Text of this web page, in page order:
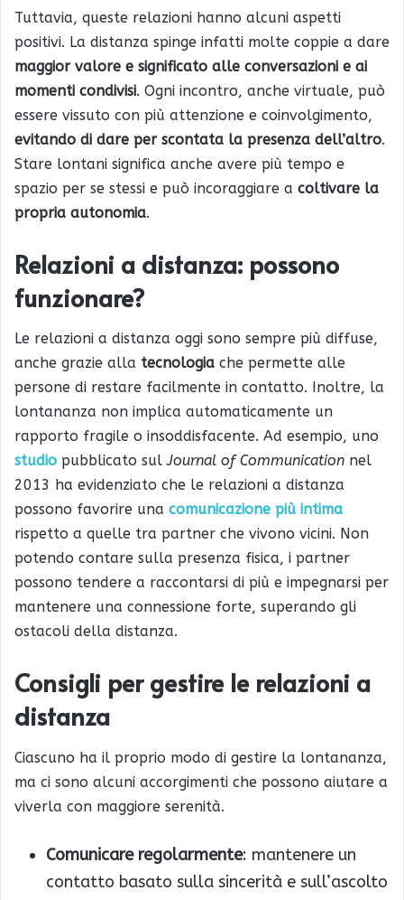
Tuttavia, queste relazioni hanno alcuni aspetti
positivi. La distanza spinge infatti molte coppie a dare
maggior valore e significato alle conversazioni e ai
momenti condivisi. Ogni incontro, anche virtuale, può
essere vissuto con più attenzione e coinvolgimento,
evitando di dare per scontata la presenza dell’altro.
Stare lontani significa anche avere più tempo e
spazio per se stessi e può incoraggiare a coltivare la
propria autonomia.
Relazioni a distanza: possono
funzionare?
Le relazioni a distanza oggi sono sempre più diffuse,
anche grazie alla tecnologia che permette alle
persone di restare facilmente in contatto. Inoltre, la
lontananza non implica automaticamente un
rapporto fragile o insoddisfacente. Ad esempio, uno
studio pubblicato sulJournal of Communication nel
2013 ha evidenziato che le relazioni a distanza
possono favorire una comunicazione più intima
rispetto a quelle tra partner che vivono vicini. Non
potendo contare sulla presenza fisica, i partner
possono tendere a raccontarsi di più e impegnarsi per
mantenere una connessione forte, superando gli
ostacoli della distanza.
Consigli per gestire le relazioni a
distanza
Ciascuno ha il proprio modo di gestire la lontananza,
ma ci sono alcuni accorgimenti che possono aiutare a
viverla con maggiore serenità.
Comunicare regolarmente: mantenere un
contatto basato sulla sincerità e sull’ascolto